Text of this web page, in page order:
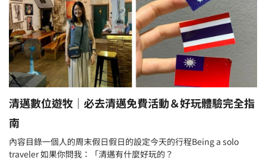
清邁數位遊牧｜必去清邁免費活動＆好玩體驗完全指
南
內容目錄一個人的周末假日假日的設定今天的行程Being a solo
traveler 如果你問我：「清邁有什麼好玩的？